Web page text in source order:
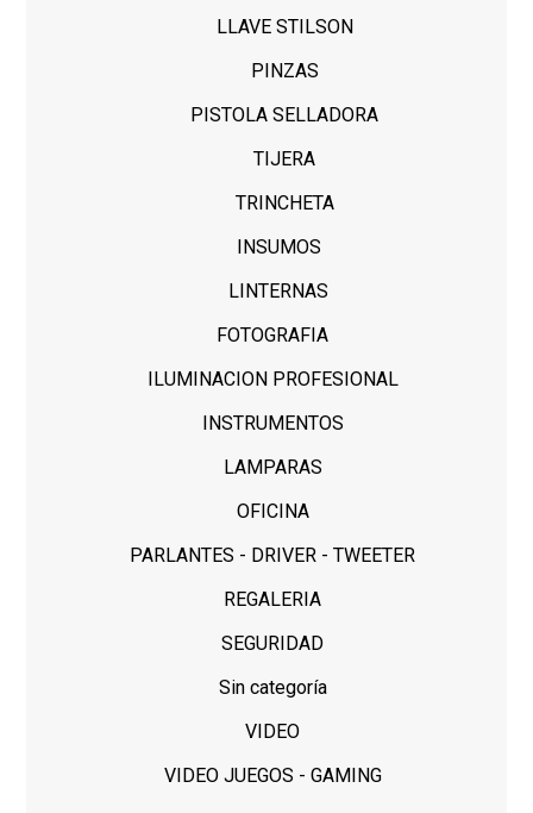
LLAVE STILSON
PINZAS
PISTOLA SELLADORA
TIJERA
TRINCHETA
INSUMOS
LINTERNAS
FOTOGRAFIA
ILUMINACION PROFESIONAL
INSTRUMENTOS
LAMPARAS
OFICINA
PARLANTES - DRIVER - TWEETER
REGALERIA
SEGURIDAD
Sin categoría
VIDEO
VIDEO JUEGOS - GAMING